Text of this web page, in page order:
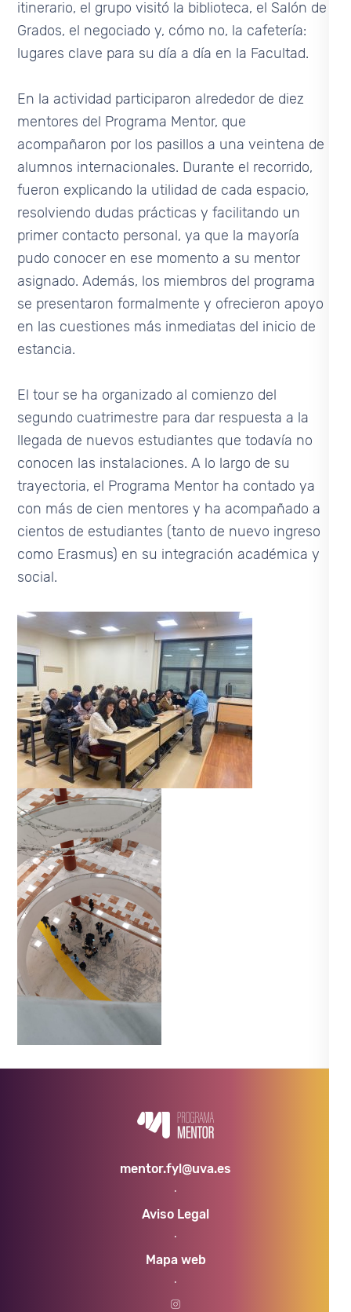
itinerario, el grupo visitó la biblioteca, el Salón de
Grados, el negociado y, cómo no, la cafetería:
lugares clave para su día a día en la Facultad.
En la actividad participaron alrededor de diez
mentores del Programa Mentor, que
acompañaron por los pasillos a una veintena de
alumnos internacionales. Durante el recorrido,
fueron explicando la utilidad de cada espacio,
resolviendo dudas prácticas y facilitando un
primer contacto personal, ya que la mayoría
pudo conocer en ese momento a su mentor
asignado. Además, los miembros del programa
se presentaron formalmente y ofrecieron apoyo
en las cuestiones más inmediatas del inicio de
estancia.
El tour se ha organizado al comienzo del
segundo cuatrimestre para dar respuesta a la
llegada de nuevos estudiantes que todavía no
conocen las instalaciones. A lo largo de su
trayectoria, el Programa Mentor ha contado ya
con más de cien mentores y ha acompañado a
cientos de estudiantes (tanto de nuevo ingreso
como Erasmus) en su integración académica y
social.
mentor.fyl@uva.es
·
Aviso Legal
·
Mapa web
·